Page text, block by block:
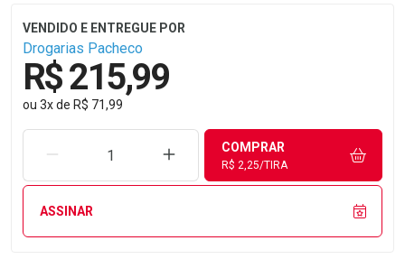
Drogarias Pacheco
R$ 215,99
ou 3xde R$ 71,99
REMOVER UMA UNIDADEAUMENTAR UMA UNIDADE
COMPRAR
R$ 2,25/TIRA
ASSINAR